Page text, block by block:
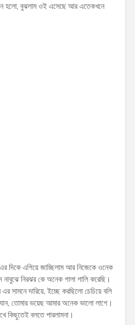
হলো, বুঝলাম ওই এসেছে আর এতেকখনে
দিকে এগিয়ে জাচ্ছিলাম আর নিজেকে ওনেক
নাবুঝে নিরঝর কে অনেক গালা গালি করেছি।
সামনে দারিয়ে, ইচ্ছে করছিলো চেচিয়ে বলি
তোমার ভয়েছ আমার অনেক ভালো লাগে।
কিছুতেই বলতে পারলামনা।